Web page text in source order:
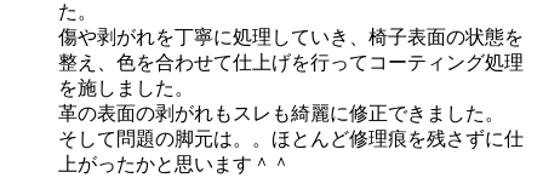
た。
傷や剥がれを丁寧に処理していき、椅子表面の状態を
整え、色を合わせて仕上げを行ってコーティング処理
を施しました。
革の表面の剥がれもスレも綺麗に修正できました。
そして問題の脚元は。。ほとんど修理痕を残さずに仕
上がったかと思います＾＾